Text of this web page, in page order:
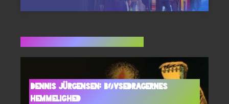
Dennis Jürgensen: Bøvsedragernes
hemmelighed